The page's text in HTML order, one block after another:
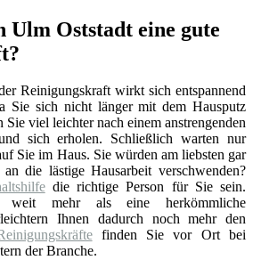
Ulm Oststadt eine gute
Reinigungskraft wirkt sich entspannend
Sie sich nicht länger mit dem Hausputz
Sie viel leichter nach einem anstrengenden
sich erholen. Schließlich warten nur
Sie im Haus. Sie würden am liebsten gar
die lästige Hausarbeit verschwenden?
die richtige Person für Sie sein.
mehr als eine herkömmliche
Ihnen dadurch noch mehr den
finden Sie vor Ort bei
der Branche.